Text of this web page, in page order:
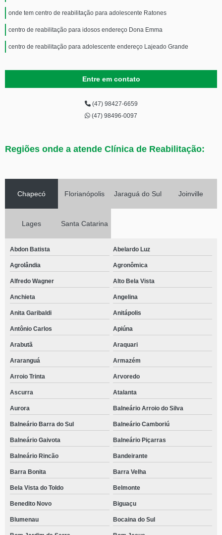
onde tem centro de reabilitação para adolescente Ratones
centro de reabilitação para idosos endereço Dona Emma
centro de reabilitação para adolescente endereço Lajeado Grande
Entre em contato
(47) 98427-6659
(47) 98496-0097
Regiões onde a atende Clínica de Reabilitação:
Chapecó Florianópolis Jaraguá do Sul Joinville
Lages Santa Catarina
Abdon Batista Abelardo Luz
Agrolândia Agronômica
Alfredo Wagner Alto Bela Vista
Anchieta Angelina
Anita Garibaldi Anitápolis
Antônio Carlos Apiúna
Arabutã Araquari
Araranguá Armazém
Arroio Trinta Arvoredo
Ascurra Atalanta
Aurora Balneário Arroio do Silva
Balneário Barra do Sul Balneário Camboriú
Balneário Gaivota Balneário Piçarras
Balneário Rincão Bandeirante
Barra Bonita Barra Velha
Bela Vista do Toldo Belmonte
Benedito Novo Biguaçu
Blumenau Bocaina do Sul